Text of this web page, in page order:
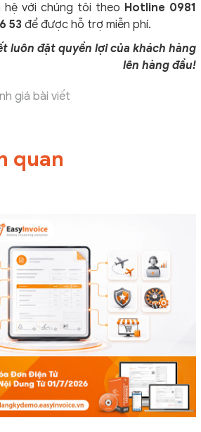
hệ với chúng tôi theo Hotline 0981
53 để được hỗ trợ miễn phí.
luôn đặt quyền lợi của khách hàng
lên hàng đầu!
giá bài viết
quan